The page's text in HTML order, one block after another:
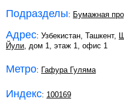
Подразделы: Бумажная
Адрес: Узбекистан, Ташкент,
Йули, дом 1, этаж 1, офис 1
Метро: Гафура Гуляма
Индекс: 100169